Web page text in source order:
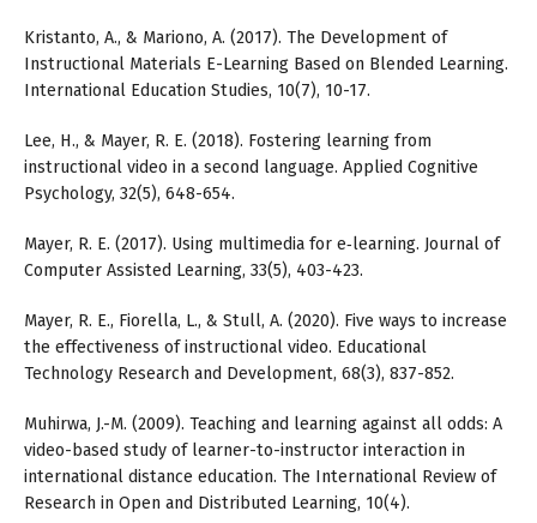
Kristanto, A., & Mariono, A. (2017). The Development of
Instructional Materials E-Learning Based on Blended Learning.
International Education Studies, 10(7), 10-17.
Lee, H., & Mayer, R. E. (2018). Fostering learning from
instructional video in a second language. Applied Cognitive
Psychology, 32(5), 648-654.
Mayer, R. E. (2017). Using multimedia for e‐learning. Journal of
Computer Assisted Learning, 33(5), 403-423.
Mayer, R. E., Fiorella, L., & Stull, A. (2020). Five ways to increase
the effectiveness of instructional video. Educational
Technology Research and Development, 68(3), 837-852.
Muhirwa, J.-M. (2009). Teaching and learning against all odds: A
video-based study of learner-to-instructor interaction in
international distance education. The International Review of
Research in Open and Distributed Learning, 10(4).